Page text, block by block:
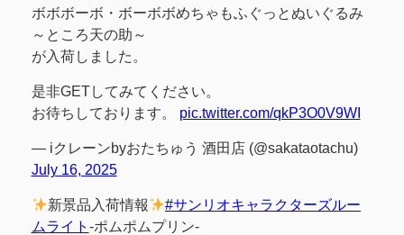
ボボボーボ・ボーボボめちゃもふぐっとぬいぐるみ
～ところ天の助～
が入荷しました。
是非GETしてみてください。
お待ちしております。 pic.twitter.com/qkP3O0V9WI
— iクレーンbyおたちゅう 酒田店 (@sakataotachu)
July 16, 2025
新景品入荷情報
#サンリオキャラクターズルー
ムライト -ポムポムプリン-